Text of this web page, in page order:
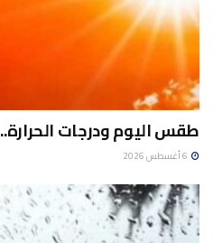
طقس اليوم ودرجات الحرارة..